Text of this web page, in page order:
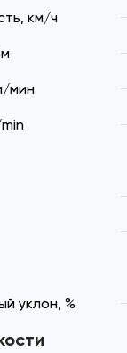
км/ч
мин
уклон, %